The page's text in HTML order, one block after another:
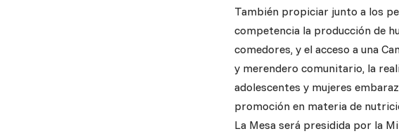
También propiciar junto a los
competencia la producción de
comedores, y el acceso a una
y merendero comunitario, la
adolescentes y mujeres
promoción en materia de
La Mesa será presidida por la